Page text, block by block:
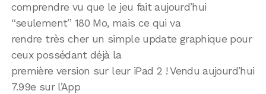
comprendre vu que le jeu fait aujourd’hui
“seulement” 180 Mo, mais ce qui va
rendre très cher un simple update graphique pour
ceux possédant déjà la
première version sur leur iPad 2 ! Vendu aujourd’hui
7.99e sur l’App